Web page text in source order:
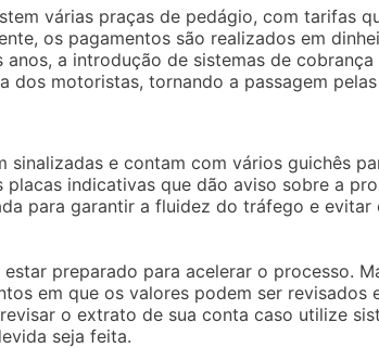
várias praças de pedágio, com tarifas
os pagamentos são realizados em
a introdução de sistemas de
dos motoristas, tornando a passagem
sinalizadas e contam com vários guichês
indicativas que dão aviso sobre a
para garantir a fluidez do tráfego e evitar
preparado para acelerar o processo.
em que os valores podem ser revisados
o extrato de sua conta caso utilize
seja feita.